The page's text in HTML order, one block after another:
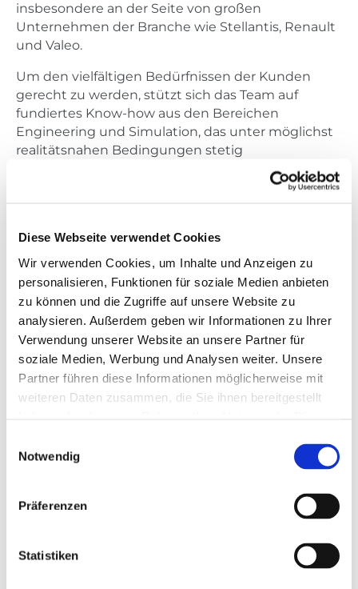
Diese Webseite verwendet Cookies
Wir verwenden Cookies, um Inhalte und Anzeigen zu
personalisieren, Funktionen für soziale Medien anbieten
zu können und die Zugriffe auf unsere Website zu
analysieren. Außerdem geben wir Informationen zu Ihrer
Verwendung unserer Website an unsere Partner für
soziale Medien, Werbung und Analysen weiter. Unsere
Partner führen diese Informationen möglicherweise mit
weiteren Daten zusammen, die Sie ihnen bereitgestellt
Notwendig
Präferenzen
Statistiken
insbesondere an der Seite von großen
Unternehmen der Branche wie Stellantis, Renault
und Valeo.
Um den vielfältigen Bedürfnissen der Kunden
gerecht zu werden, stützt sich das Team auf
fundiertes Know-how aus den Bereichen
Engineering und Simulation, das unter möglichst
realitätsnahen Bedingungen stetig
dem Partner, Kunden und Interessenten im Hotel
Dolce Versailles in der Nähe von Paris herzlich
Auf dem Programm stehen:
Rückblick auf die zehnjährige Geschichte
von IPG Automotive in Frankreich
Fachvorträge und praktische
Anwendungsfälle
Präsentationen von Kunden und Partnern
Ausreichend Zeit und Raum für Gespräche
über die Herausforderungen der Mobilität
Wie geht die Reise weiter?